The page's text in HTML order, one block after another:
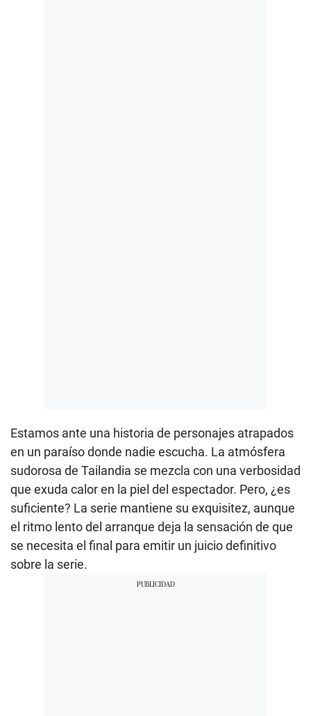
Estamos ante una historia de personajes atrapados
en un paraíso donde nadie escucha. La atmósfera
sudorosa de Tailandia se mezcla con una verbosidad
que exuda calor en la piel del espectador. Pero, ¿es
suficiente? La serie mantiene su exquisitez, aunque
el ritmo lento del arranque deja la sensación de que
se necesita el final para emitir un juicio definitivo
sobre la serie.